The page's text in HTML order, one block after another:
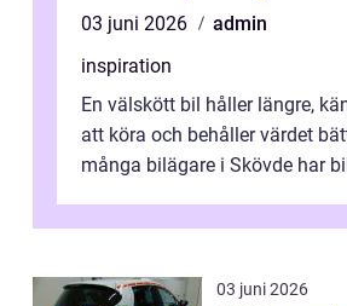
03 juni 2026
admin
inspiration
En välskött bil håller längre,
att köra och behåller värdet
många bilägare i Skövde har
03 juni 2026